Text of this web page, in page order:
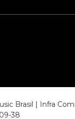
Brasil | Infra
38